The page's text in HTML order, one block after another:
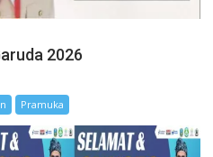
2026
Pramuka